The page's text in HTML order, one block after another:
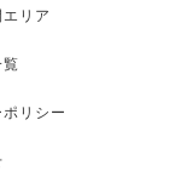
リア
覧
リシー